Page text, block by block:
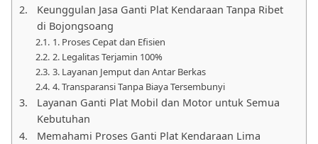
Keunggulan Jasa Ganti Plat Kendaraan Tanpa Ribet
di Bojongsoang
1. Proses Cepat dan Efisien
2. Legalitas Terjamin 100%
3. Layanan Jemput dan Antar Berkas
4. Transparansi Tanpa Biaya Tersembunyi
Layanan Ganti Plat Mobil dan Motor untuk Semua
Kebutuhan
Memahami Proses Ganti Plat Kendaraan Lima